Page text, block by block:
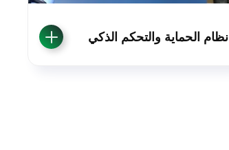
نظام الحماية والتحكم الذكي